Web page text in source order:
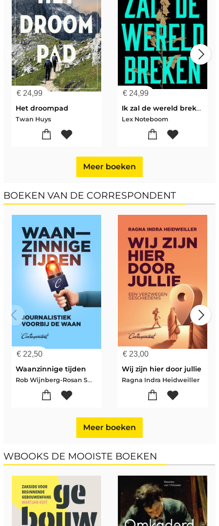
zomer book statement! De titels zijn zorgvuldig gekozen
door twee jury's in opdracht van het Nederlands
Letterenfonds, met als doel zowel opkomend talent als
vergeten parels uit de literatuur onder de aandacht te
brengen. Wij geloven dat dit precies de boeken zijn die je
niet alleen wilt lezen, maar ook wilt doorgeven. Kom langs
in Het Schiedams Boekhuis om deze limited edition van de
Bazaar Book Tote te bekijken. De Bazaar Book Tote heeft
een speciale prijs van € 32,50 en is alleen in de onze winkel
€ 24,99
Het droompad
Twan Huys
€ 24,99
Ik zal de wereld breken
Lex Noteboom
Meer boeken
BOEKEN VAN DE CORRESPONDENT
€ 22,50
Waanzinnige tijden
Rob Wijnberg-Rosan Smits-Maaike Goslinga
€ 23,00
Wij zijn hier door jullie
Ragna Indra Heidweiller
Meer boeken
WBOOKS DE MOOISTE BOEKEN